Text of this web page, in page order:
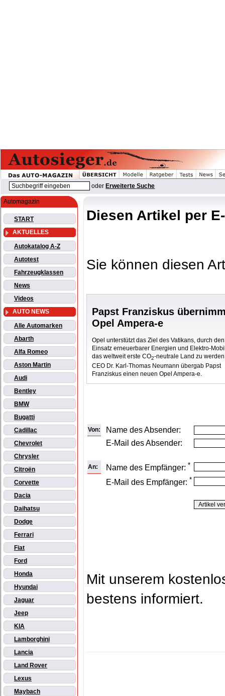
oder Erweiterte Suche
Automagazin
START
AKTUELLES
Autokatalog A-Z
Autotest
Fahrzeugklassen
News
Videos
AUTO NEWS
Alle Automarken
Abarth
Alfa Romeo
Aston Martin
Audi
Bentley
BMW
Bugatti
Cadillac
Chevrolet
Chrysler
Citroën
Corvette
Dacia
Daihatsu
Dodge
Ferrari
Fiat
Ford
Honda
Hyundai
Jaguar
Jeep
KIA
Lamborghini
Lancia
Land Rover
Lexus
Maybach
Diesen Artikel per
Sie können diesen
Papst Franziskus
Opel Ampera-e
Opel unterstützt das Ziel des Vatikans, durch den
Einsatz erneuerbarer Energien und Elektro-
das weltweit erste CO2-neutrale Land zu
CEO Dr. Karl-Thomas Neumann übergab Papst
Franziskus einen neuen Opel Ampera-e.
Von:
Name des Absender:
E-Mail des Absender:
An: Name des Empfänger: *
E-Mail des Empfänger: *
Mit unserem
bestens informiert.